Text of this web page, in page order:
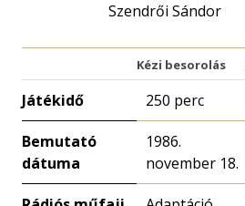
Szendrői Sándor
Kézi besorolás
Játékidő 250 perc
Bemutató
dátuma
1986.
november 18.